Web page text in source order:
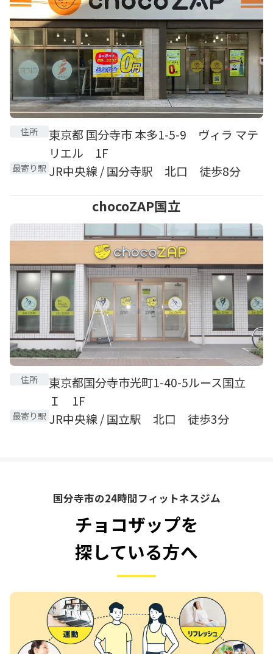
住所
東京都 国分寺市 本多1-5-9 ヴィラ マテ
リエル 1F
最寄り駅 JR中央線 / 国分寺駅 北口 徒歩8分
chocoZAP国立
住所
東京都国分寺市光町1-40-5ルース国立
Ｉ 1F
最寄り駅 JR中央線 / 国立駅 北口 徒歩3分
国分寺市の24時間フィットネスジム
チョコザップを
探している方へ